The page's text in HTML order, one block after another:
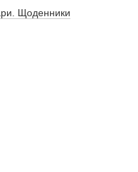
Щоденники